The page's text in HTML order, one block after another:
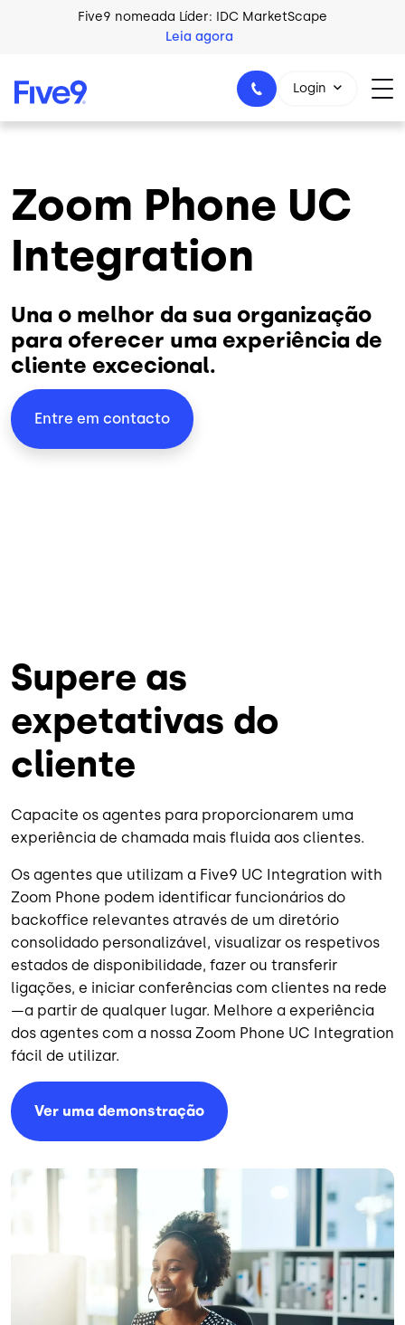
Skip to main contentFive9 nomeada Líder: IDC MarketScape
Leia agora
+44-330-808-5300
Login
Zoom Phone UC
Integration
Una o melhor da sua organização
para oferecer uma experiência de
cliente excecional.
Entre em contacto
Supere as
expetativas do
cliente
Capacite os agentes para proporcionarem uma
experiência de chamada mais fluida aos clientes.
Os agentes que utilizam a Five9 UC Integration with
Zoom Phone podem identificar funcionários do
backoffice relevantes através de um diretório
consolidado personalizável, visualizar os respetivos
estados de disponibilidade, fazer ou transferir
ligações, e iniciar conferências com clientes na rede
—a partir de qualquer lugar. Melhore a experiência
dos agentes com a nossa Zoom Phone UC Integration
fácil de utilizar.
Ver uma demonstração
Imagem